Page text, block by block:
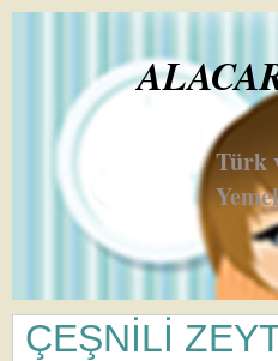
Türk
ÇEŞNİLİ